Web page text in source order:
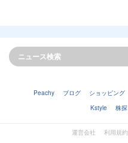
Peachy ブログ ショッピング
Kstyle
株探
運営会社 利用規約